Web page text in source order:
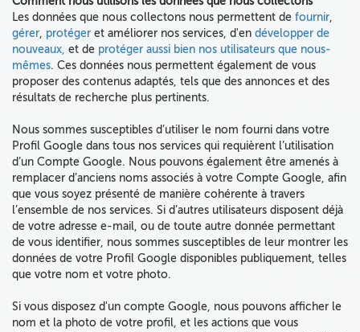
Les données que nous collectons nous permettent de fournir,
gérer, protéger et améliorer nos services, d'en développer de
nouveaux, et de protéger aussi bien nos utilisateurs que nous-
mêmes. Ces données nous permettent également de vous
proposer des contenus adaptés, tels que des annonces et des
résultats de recherche plus pertinents.
Nous sommes susceptibles d’utiliser le nom fourni dans votre
Profil Google dans tous nos services qui requièrent l’utilisation
d’un Compte Google. Nous pouvons également être amenés à
remplacer d’anciens noms associés à votre Compte Google, afin
que vous soyez présenté de manière cohérente à travers
l’ensemble de nos services. Si d’autres utilisateurs disposent déjà
de votre adresse e-mail, ou de toute autre donnée permettant
de vous identifier, nous sommes susceptibles de leur montrer les
données de votre Profil Google disponibles publiquement, telles
que votre nom et votre photo.
Si vous disposez d'un compte Google, nous pouvons afficher le
nom et la photo de votre profil, et les actions que vous